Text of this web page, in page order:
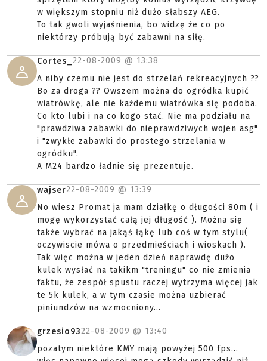
w większym stopniu niż dużo słabszy AEG.
To tak gwoli wyjaśnienia, bo widzę że co po
niektórzy próbują być zabawni na siłę.
Cortes_ 22-08-2009 @ 13:38
A niby czemu nie jest do strzelań rekreacyjnych ??
Bo za droga ?? Owszem można do ogródka kupić
wiatrówkę, ale nie każdemu wiatrówka się podoba.
Co kto lubi i na co kogo stać. Nie ma podziału na
"prawdziwa zabawki do nieprawdziwych wojen asg"
i "zwykłe zabawki do prostego strzelania w
ogródku".
A M24 bardzo ładnie się prezentuje.
wajser22-08-2009 @ 13:39
No wiesz Promat ja mam działkę o długości 80m ( i
mogę wykorzystać całą jej długość ). Można się
także wybrać na jakąś łąkę lub coś w tym stylu(
oczywiscie mówa o przedmieściach i wioskach ).
Tak więc można w jeden dzień naprawdę dużo
kulek wysłać na takikm "treningu" co nie zmienia
faktu, że zespół spustu raczej wytrzyma więcej jak
te 5k kulek, a w tym czasie można uzbierać
piniundzów na wzmocniony...
grzesio9322-08-2009 @ 13:40
pozatym niektóre KMY mają powyżej 500 fps...